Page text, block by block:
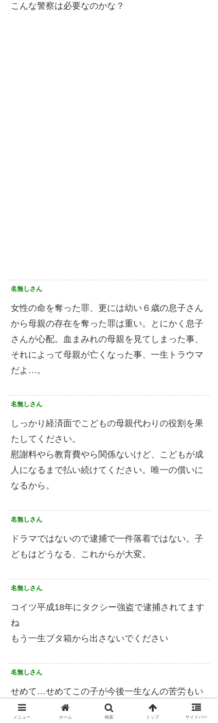
こんな警察は必要なのかな？
名無しさん
女性の命を奪った罪、更には幼い６歳の息子さん
から母親の存在を奪った罪は重い。とにかく息子
さんが心配。血まみれの母親を見てしまった事、
それによって母親が亡くなった事、一生トラウマ
だよ…。
名無しさん
しっかり経済面でこどもの母親代わりの役割を果
たしてください。
慰謝料やら教育費やら関係ないけど、こどもが成
人になるまで払い続けてください。唯一の償いに
なるから。
名無しさん
ドラマではないので逮捕で一件落着ではない。子
どもはどうなる、これからが大変。
名無しさん
コイツ平成18年にタクシー強盗で逮捕されてます
ね
もう一生ブタ箱から出さないでください
名無しさん
せめて…せめてこの子が今後一生なんの苦労もい
らないほどの補償金をあげてほしい…この子にと
メニュー ホーム 検索 トップ サイドバー